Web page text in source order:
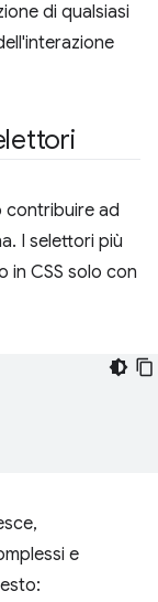
di qualsiasi
contribuire ad
I selettori più
in CSS solo con
e